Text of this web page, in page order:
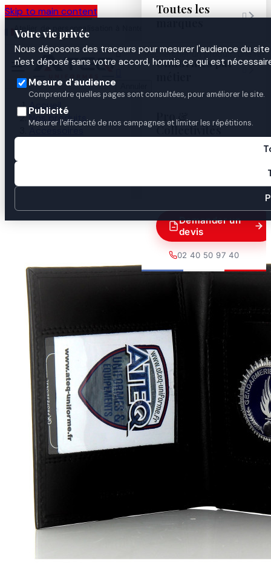
Skip to main content
Votre vie privée
Nous déposons des traceurs pour mesurer l'audience du
n'est déposé sans votre accord, hormis ce qui est
Mesure d'audience
Comprendre quelles pages sont consultées, pour améliorer le site.
Publicité
Mesurer l'efficacité de nos campagnes et limiter les répétitions.
Atelier de personnalisation à Nantes
depuis 2003

Toutes les
marques

Uniformes par
Pro &
Collectivités
Demander un
devis
02 40 50 97 40
Accueil
Nos produits